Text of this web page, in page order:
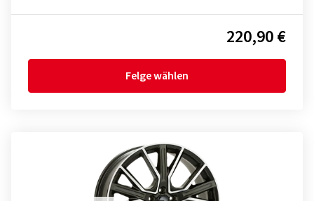
220,90 €
Felge wählen